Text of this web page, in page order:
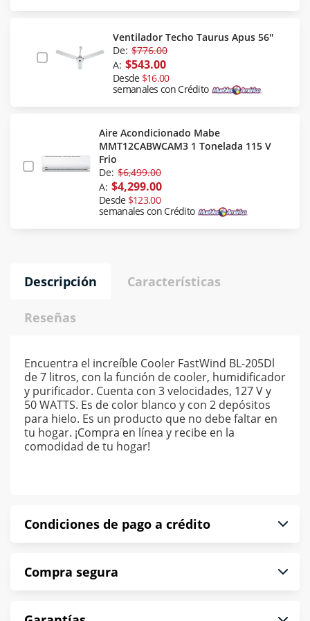
Ventilador Techo Taurus Apus 56''
De: $776.00
A: $543.00
Desde $16.00
semanales con Crédito
Aire Acondicionado Mabe
MMT12CABWCAM3 1 Tonelada 115 V
Frio
De: $6,499.00
A: $4,299.00
Desde $123.00
semanales con Crédito
Descripción Características
Reseñas
Encuentra el increíble Cooler FastWind BL-205Dl
de 7 litros, con la función de cooler, humidificador
y purificador. Cuenta con 3 velocidades, 127 V y
50 WATTS. Es de color blanco y con 2 depósitos
para hielo. Es un producto que no debe faltar en
tu hogar. ¡Compra en línea y recibe en la
comodidad de tu hogar!
Condiciones de pago a crédito
puntualmente. Al finalizar tu compra generas el
*Sujeto a aprobación de crédito conforme a
Compra segura